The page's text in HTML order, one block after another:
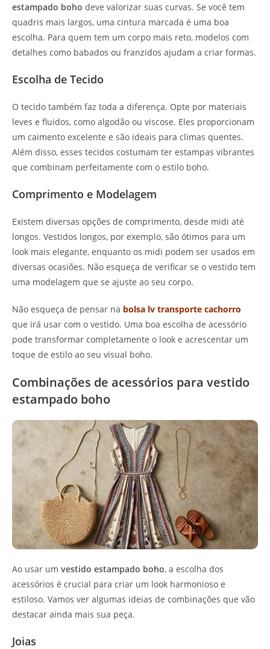
estampado boho deve valorizar suas curvas. Se você tem
quadris mais largos, uma cintura marcada é uma boa
escolha. Para quem tem um corpo mais reto, modelos com
detalhes como babados ou franzidos ajudam a criar formas.
Escolha de Tecido
O tecido também faz toda a diferença. Opte por materiais
leves e fluidos, como algodão ou viscose. Eles proporcionam
um caimento excelente e são ideais para climas quentes.
Além disso, esses tecidos costumam ter estampas vibrantes
que combinam perfeitamente com o estilo boho.
Comprimento e Modelagem
Existem diversas opções de comprimento, desde midi até
longos. Vestidos longos, por exemplo, são ótimos para um
look mais elegante, enquanto os midi podem ser usados em
diversas ocasiões. Não esqueça de verificar se o vestido tem
uma modelagem que se ajuste ao seu corpo.
Não esqueça de pensar na bolsa lv transporte cachorro
que irá usar com o vestido. Uma boa escolha de acessório
pode transformar completamente o look e acrescentar um
toque de estilo ao seu visual boho.
Combinações de acessórios para vestido
estampado boho
Ao usar um vestido estampado boho, a escolha dos
acessórios é crucial para criar um look harmonioso e
estiloso. Vamos ver algumas ideias de combinações que vão
destacar ainda mais sua peça.
Joias